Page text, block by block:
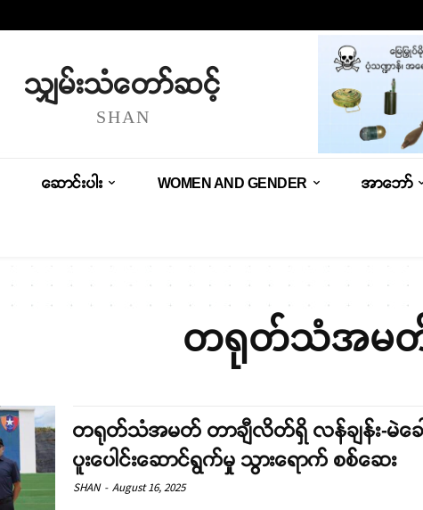
သျှမ်းသံတော်ဆင့်
SHAN
ဆောင်းပါး WOMEN AND GENDER အာဘော်
တရုတ်သံအမ
တရုတ်သံအမတ် တာချီလိတ်ရှိ လန်ချန်း-မဲခေ
ပူးပေါင်းဆောင်ရွက်မှု သွားရောက် စစ်ဆေး
SHAN - August 16, 2025